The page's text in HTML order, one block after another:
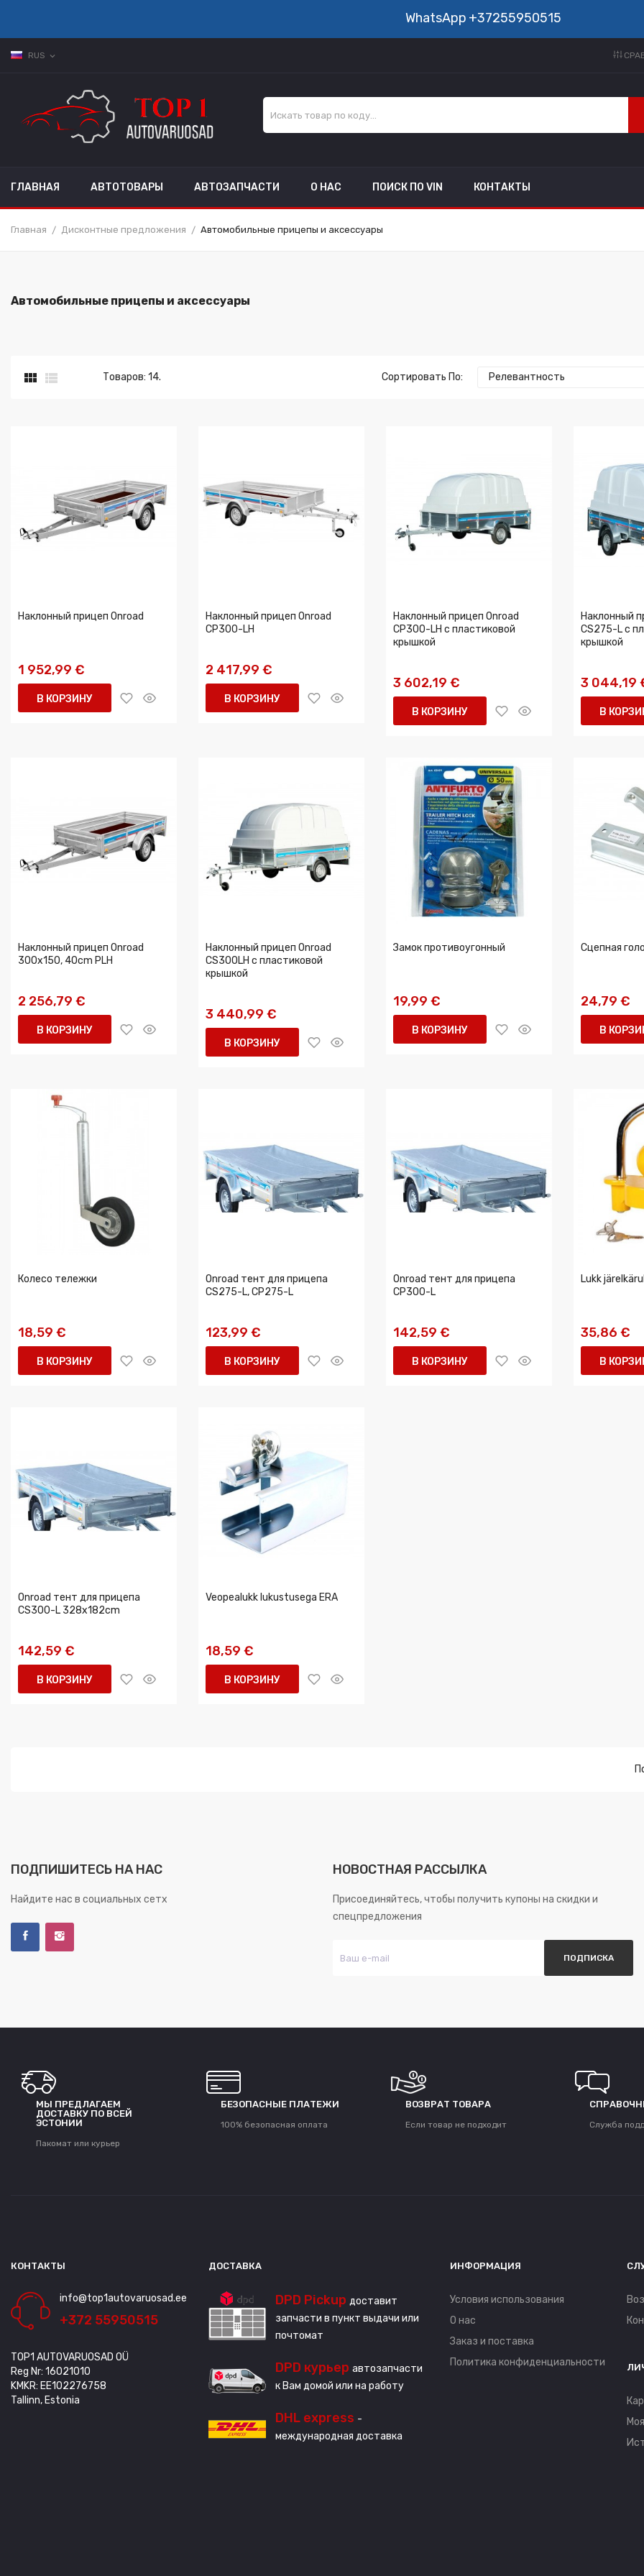
WhatsApp +37255950515
RUS expand_more
ГЛАВНАЯ АВТОТОВАРЫ АВТОЗАПЧАСТИ О НАС ПОИСК ПО VIN КОНТАКТЫ
Главная Дисконтные предложения Автомобильные прицепы и аксессуары
Автомобильные прицепы и аксессуары
  Товаров: 14. Сортировать По: Релевантность
Наклонный прицеп Onroad
1 952,99 €
В КОРЗИНУ
Наклонный прицеп Onroad
CP300-LH
2 417,99 €
В КОРЗИНУ
Наклонный прицеп Onroad
CP300-LH с пластиковой
крышкой
3 602,19 €
В КОРЗИНУ
Наклонный
CS275-L с
крышкой
3 044,19
В
Наклонный прицеп Onroad
300x150, 40cm PLH
2 256,79 €
В КОРЗИНУ
Наклонный прицеп Onroad
CS300LH с пластиковой
крышкой
3 440,99 €
В КОРЗИНУ
Замок противоугонный
19,99 €
В КОРЗИНУ
Сцепная
24,79 €
В
Колесо тележки
18,59 €
В КОРЗИНУ
Onroad тент для прицепа
CS275-L, CP275-L
123,99 €
В КОРЗИНУ
Onroad тент для прицепа
CP300-L
142,59 €
В КОРЗИНУ
Lukk
35,86 €
В
Onroad тент для прицепа
CS300-L 328x182cm
142,59 €
В КОРЗИНУ
Veopealukk lukustusega ERA
18,59 €
В КОРЗИНУ
ПОДПИШИТЕСЬ НА НАС
Найдите нас в социальных сетх
НОВОСТНАЯ РАССЫЛКА
Присоединяйтесь, чтобы получить купоны на скидки и
спецпредложения
МЫ ПРЕДЛАГАЕМ
ДОСТАВКУ ПО ВСЕЙ
ЭСТОНИИ
Пакомат или курьер
БЕЗОПАСНЫЕ ПЛАТЕЖИ
100% безопасная оплата
ВОЗВРАТ ТОВАРА
Если товар не подходит Служба
КОНТАКТЫ
info@top1autovaruosad.ee
+372 55950515
TOP1 AUTOVARUOSAD OÜ
Reg Nr: 16021010
KMKR: EE102276758
Tallinn, Estonia
ДОСТАВКА
DPD Pickup доставит
запчасти в пункт выдачи или
почтомат
DPD курьер автозапчасти
к Вам домой или на работу
DHL express -
международная доставка
ИНФОРМАЦИЯ
Условия использования
О нас
Заказ и поставка
Политика конфиденциальности